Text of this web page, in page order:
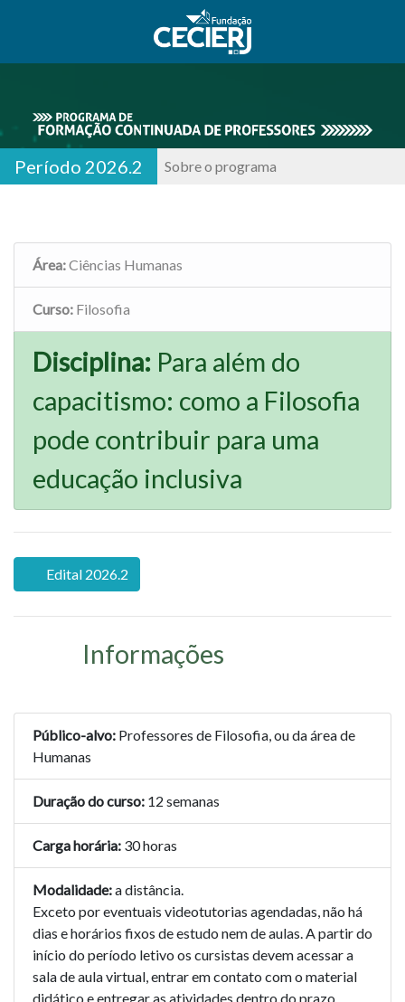
Período 2026.2 Sobre o programa
Área:Ciências Humanas
Curso: Filosofia
Disciplina: Para além do
capacitismo: como a Filosofia
pode contribuir para uma
educação inclusiva
Edital 2026.2
Informações
Público-alvo: Professores de Filosofia, ou da área de
Humanas
Duração do curso: 12 semanas
Carga horária: 30 horas
Modalidade:a distância.
Exceto por eventuais videotutorias agendadas, não há
dias e horários fixos de estudo nem de aulas. A partir do
início do período letivo os cursistas devem acessar a
sala de aula virtual, entrar em contato com o material
didático e entregar as atividades dentro do prazo